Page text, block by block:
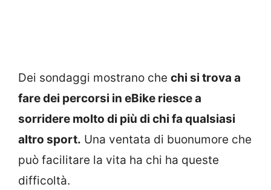
Dei sondaggi mostrano che chi si trova a
fare dei percorsi in eBike riesce a
sorridere molto di più di chi fa qualsiasi
altro sport. Una ventata di buonumore che
può facilitare la vita ha chi ha queste
difficoltà.